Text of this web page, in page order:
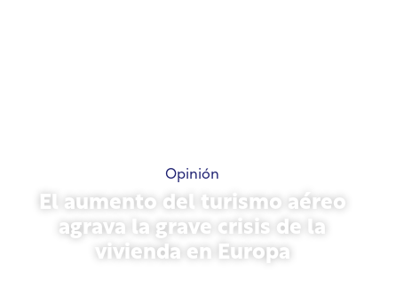
Opinión
El aumento del turismo aéreo
agrava la grave crisis de la
vivienda en Europa